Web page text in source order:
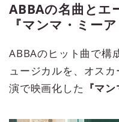
ABBAの名曲とエ
『マンマ・ミー
ABBAのヒット曲で構
ュージカルを、オス
演で映画化した 『マ